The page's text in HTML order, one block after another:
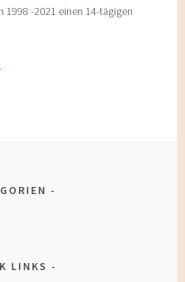
-2021 einen 14-tägigen
LINKS